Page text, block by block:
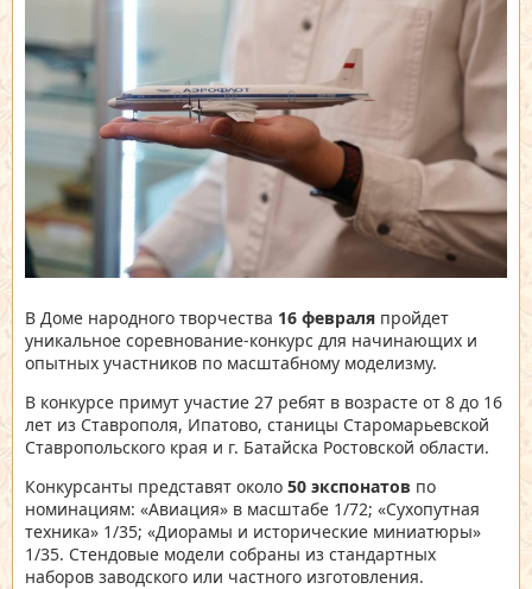
В Доме народного творчества 16 февраля пройдет
уникальное соревнование-конкурс для начинающих и
опытных участников по масштабному моделизму.
В конкурсе примут участие 27 ребят в возрасте от 8 до 16
лет из Ставрополя, Ипатово, станицы Старомарьевской
Ставропольского края и г. Батайска Ростовской области.
Конкурсанты представят около 50 экспонатов по
номинациям: «Авиация» в масштабе 1/72; «Сухопутная
техника» 1/35; «Диорамы и исторические миниатюры»
1/35. Стендовые модели собраны из стандартных
наборов заводского или частного изготовления.